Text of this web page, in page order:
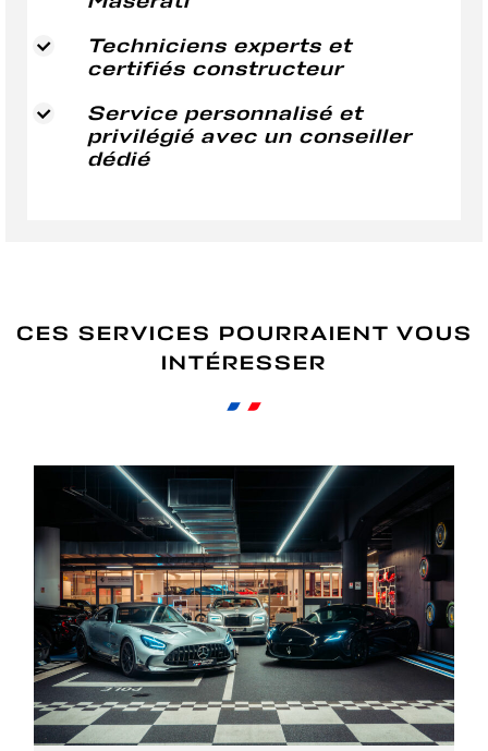
Techniciens experts et
certifiés constructeur
Service personnalisé et
privilégié avec un conseiller
dédié
CES SERVICES POURRAIENT VOUS
INTÉRESSER